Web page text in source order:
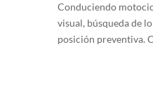
Conduciendo
visual, búsqueda de
posición preventiva.